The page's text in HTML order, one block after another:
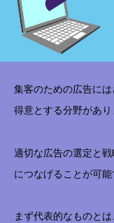
集客のための広告に
得意とする分野があり
適切な広告の選定と
につなげることが可能
まず代表的なものと